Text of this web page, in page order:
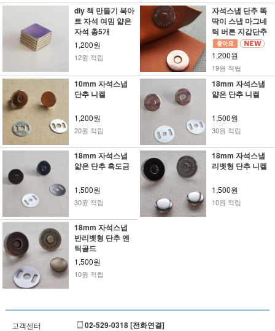
diy 책 만들기 북아
트 자석 여밈 얇은
자석 총5개
1,200원
12원 적립
자석스냅 단추 똑
딱이 스냅 마그네
틱 버튼 지갑단추
흑도금15mm
1,200원
19원 적립
10mm 자석스냅
단추 니켈
1,200원
20원 적립
18mm 자석스냅
얇은 단추 니켈
1,500원
30원 적립
18mm 자석스냅
얇은 단추 흑도금
1,500원
30원 적립
18mm 자석스냅
리벳형 단추 니켈
1,500원
10원 적립
18mm 자석스냅
반리벳형 단추 엔
틱골드
1,500원
10원 적립
고객센터 02-529-0318 [전화연결]